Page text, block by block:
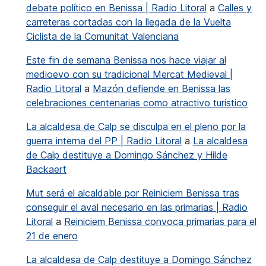
debate político en Benissa | Radio Litoral a Calles y
carreteras cortadas con la llegada de la Vuelta
Ciclista de la Comunitat Valenciana
Este fin de semana Benissa nos hace viajar al
medioevo con su tradicional Mercat Medieval |
Radio Litoral a Mazón defiende en Benissa las
celebraciones centenarias como atractivo turístico
La alcaldesa de Calp se disculpa en el pleno por la
guerra interna del PP | Radio Litoral a La alcaldesa
de Calp destituye a Domingo Sánchez y Hilde
Backaert
Mut será el alcaldable por Reiniciem Benissa tras
conseguir el aval necesario en las primarias | Radio
Litoral a Reiniciem Benissa convoca primarias para el
21 de enero
La alcaldesa de Calp destituye a Domingo Sánchez